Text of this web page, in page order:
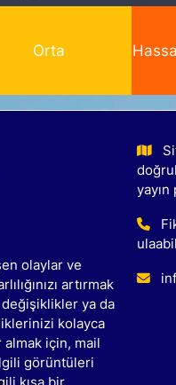
Orta
olaylar ve
artırmak
ya da
kolayca
için, mail
görüntüleri